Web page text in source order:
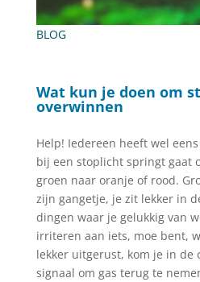
BLOG
Wat kun je doen om
overwinnen
Help! Iedereen heeft wel
bij een stoplicht springt gaat
groen naar oranje of rood.
zijn gangetje, je zit lekker in
dingen waar je gelukkig van
irriteren aan iets, moe bent,
lekker uitgerust, kom je in de
signaal om gas terug te